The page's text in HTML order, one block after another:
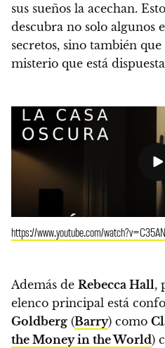
sus sueños la acechan.
descubra no solo algunos
secretos, sino también
misterio que está
https://www.youtube.com/
Además de Rebecca Hall,
elenco principal está
Goldberg (Barry) como
the Money in the World)